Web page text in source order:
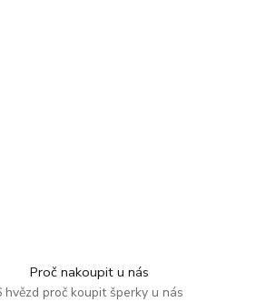
Proč nakoupit u nás
hvězd proč koupit šperky u nás